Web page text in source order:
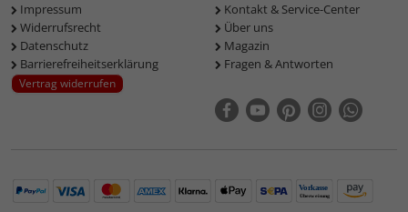
Impressum
Widerrufsrecht
Datenschutz
Barrierefreiheitserklärung
Vertrag widerrufen
Kontakt & Service-Center
Über uns
Magazin
Fragen & Antworten